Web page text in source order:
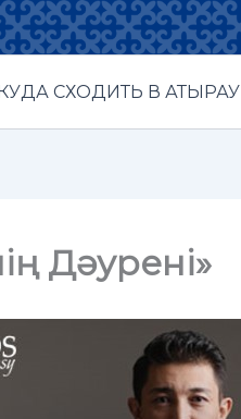
СХОДИТЬ В АТЫРАУ
Дәурені»